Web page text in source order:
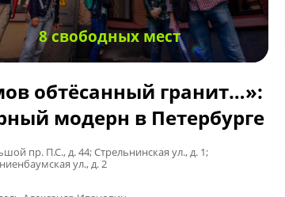
8 свободных мест
обтёсанный гранит…»:
модерн в Петербурге
пр. П.С., д. 44; Стрельнинская ул., д. 1;
ул., д. 2